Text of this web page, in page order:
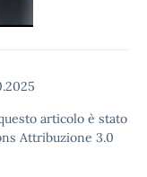
articolo è stato
Attribuzione 3.0